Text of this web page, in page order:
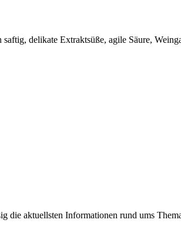
delikate Extraktsüße, agile Säure,
die aktuellsten Informationen rund ums